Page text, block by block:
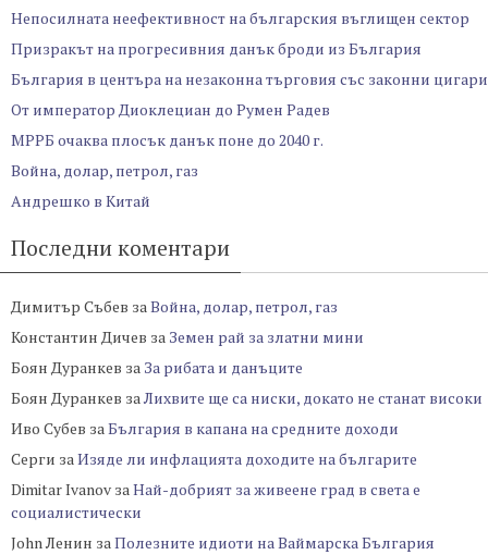
Непосилната неефективност на българския въглищен сектор
Призракът на прогресивния данък броди из България
България в центъра на незаконна търговия със законни цигари
От император Диоклециан до Румен Радев
МРРБ очаква плосък данък поне до 2040 г.
Война, долар, петрол, газ
Андрешко в Китай
Последни коментари
Димитър Събев заВойна, долар, петрол, газ
Константин Дичев за Земен рай за златни мини
Боян Дуранкев за За рибата и данъците
Боян Дуранкев заЛихвите ще са ниски, докато не станат високи
Иво Субев заБългария в капана на средните доходи
Серги заИзяде ли инфлацията доходите на българите
Dimitar Ivanov заНай-добрият за живеене град в света е
социалистически
John Ленин заПолезните идиоти на Ваймарска България